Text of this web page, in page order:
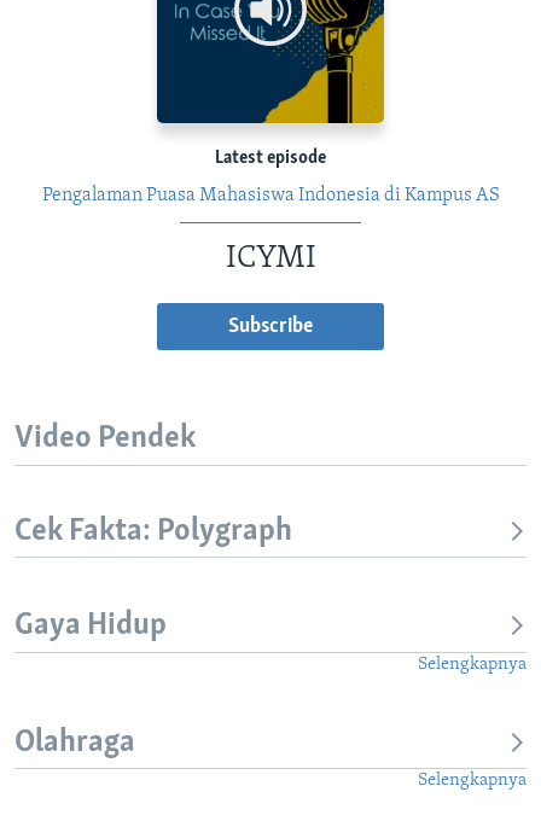
Latest episode
Pengalaman Puasa Mahasiswa Indonesia di Kampus AS
ICYMI
Subscribe
Video Pendek
Cek Fakta: Polygraph
Gaya Hidup
Selengkapnya
Olahraga
Selengkapnya